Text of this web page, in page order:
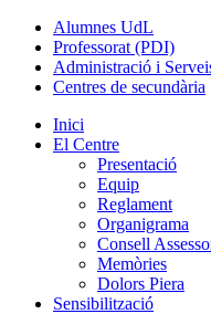
Alumnes UdL
Professorat (PDI)
Administració i
Centres de secundària
Inici
El Centre
Presentació
Equip
Reglament
Organigrama
Consell
Memòries
Dolors Piera
Sensibilització